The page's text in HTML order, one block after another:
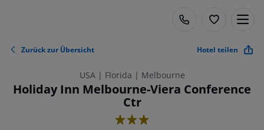
Zurück zur Übersicht Hotel teilen
USA | Florida | Melbourne
Holiday Inn Melbourne-Viera Conference
Ctr
3